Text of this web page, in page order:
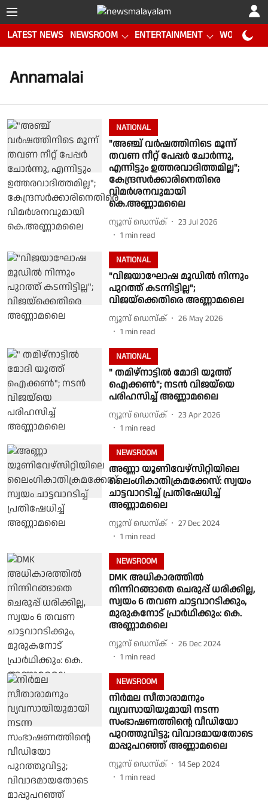
LATEST NEWS NEWSROOM ENTERTAINMENT WORLD CUP
Annamalai
NATIONAL
"അഞ്ച് വർഷത്തിനിടെ മൂന്ന്
തവണ നീറ്റ് പേപ്പർ ചോർന്നു,
എന്നിട്ടും ഉത്തരവാദിത്തമില്ല";
കേന്ദ്രസർക്കാരിനെതിരെ
വിമർശനവുമായി
കെ.അണ്ണാമലൈ
ന്യൂസ് ഡെസ്ക്
23 Jul 2026
1 min read
NATIONAL
"വിജയാഘോഷ മൂഡിൽ നിന്നും
പുറത്ത് കടന്നിട്ടില്ല";
വിജയ്ക്കെതിരെ അണ്ണാമലൈ
ന്യൂസ് ഡെസ്ക്
26 May 2026
1 min read
NATIONAL
" തമിഴ്നാട്ടിൽ മോദി യൂത്ത്
ഐക്കൺ"; നടൻ വിജയ്‌യെ
പരിഹസിച്ച് അണ്ണാമലൈ
ന്യൂസ് ഡെസ്ക്
23 Apr 2026
1 min read
NEWSROOM
അണ്ണാ യൂണിവേഴ്‌സിറ്റിയിലെ
ലൈംഗികാതിക്രമക്കേസ്: സ്വയം
ചാട്ടവാറടിച്ച് പ്രതിഷേധിച്ച്
അണ്ണാമലൈ
ന്യൂസ് ഡെസ്ക്
27 Dec 2024
1 min read
NEWSROOM
DMK അധികാരത്തില്‍
നിന്നിറങ്ങാതെ ചെരുപ്പ് ധരിക്കില്ല,
സ്വയം 6 തവണ ചാട്ടവാറടിക്കും,
മുരുകനോട് പ്രാര്‍ഥിക്കും: കെ.
അണ്ണാമലൈ
ന്യൂസ് ഡെസ്ക്
26 Dec 2024
1 min read
NEWSROOM
നിർമല സീതാരാമനും
വ്യവസായിയുമായി നടന്ന
സംഭാഷണത്തിൻ്റെ വീഡിയോ
പുറത്തുവിട്ടു; വിവാദമായതോടെ
മാപ്പുപറഞ്ഞ് അണ്ണാമലൈ
ന്യൂസ് ഡെസ്ക്
14 Sep 2024
1 min read